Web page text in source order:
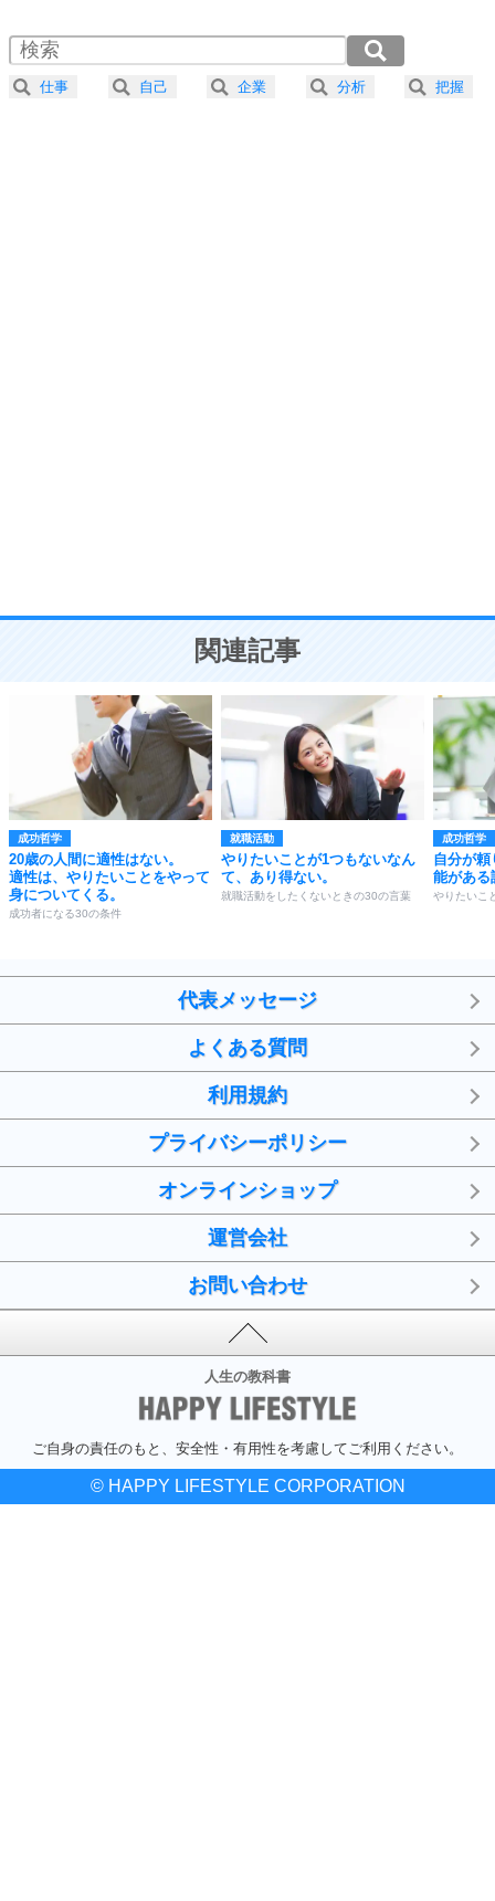
4 器の大きい人は、怒りを優しさで表現する。
プラス思考
ことが大切。
2.0倍速 （281KB 1分11秒）
2.5倍速 （225KB 57秒）
3.0倍速 （188KB 47秒）
仕事 自己 企業 分析 把握
関連記事
成功哲学
20歳の人間に適性はない。
適性は、やりたいことをやって
身についてくる。
成功者になる30の条件
就職活動
やりたいことが1つもないなん
て、あり得ない。
就職活動をしたくないときの30の言葉
成功哲学
自分が
能がある
やりたいこ
代表メッセージ
よくある質問
利用規約
プライバシーポリシー
オンラインショップ
運営会社
お問い合わせ
人生の教科書
ご自身の責任のもと、安全性・有用性を考慮してご利用ください。
© HAPPY LIFESTYLE CORPORATION